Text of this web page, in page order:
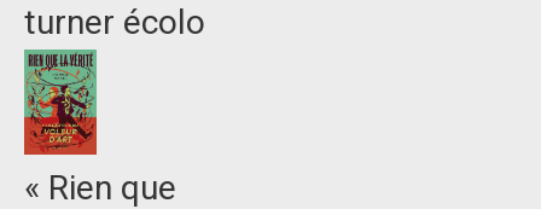
turner écolo
« Rien que